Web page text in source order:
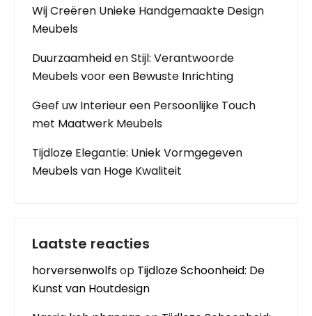
Wij Creëren Unieke Handgemaakte Design
Meubels
Duurzaamheid en Stijl: Verantwoorde
Meubels voor een Bewuste Inrichting
Geef uw Interieur een Persoonlijke Touch
met Maatwerk Meubels
Tijdloze Elegantie: Uniek Vormgegeven
Meubels van Hoge Kwaliteit
Laatste reacties
horversenwolfsop Tijdloze Schoonheid: De
Kunst van Houtdesign